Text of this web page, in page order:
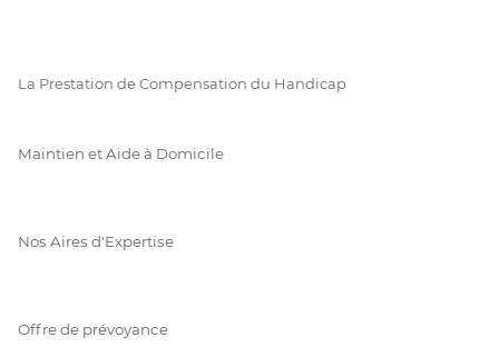
La Prestation de Compensation du Handicap
Maintien et Aide à Domicile
Nos Aires d'Expertise
Offre de prévoyance